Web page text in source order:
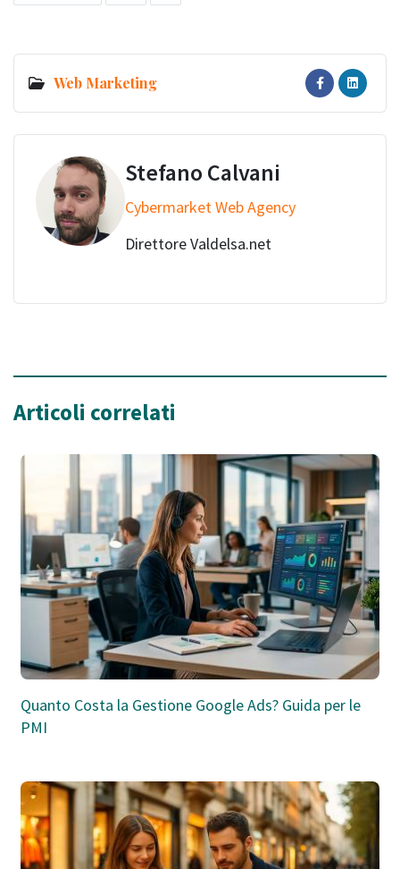
Web Marketing
Stefano Calvani
Cybermarket Web Agency
Direttore Valdelsa.net
Articoli correlati
Quanto Costa la Gestione Google Ads? Guida per le
PMI